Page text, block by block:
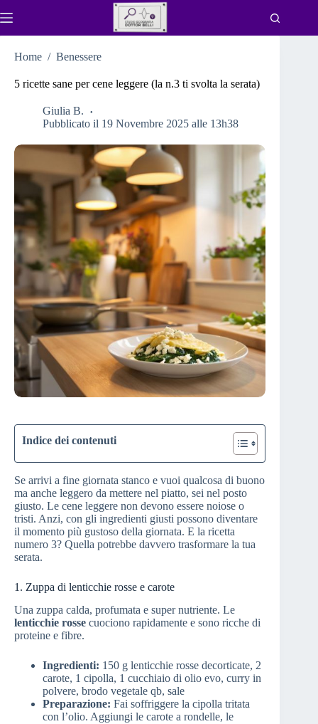
al
Home / Benessere
5 ricette sane per cene leggere (la n.3 ti svolta la serata)
Giulia B.
Pubblicato il 19 Novembre 2025 alle 13h38
Indice dei contenuti
Se arrivi a fine giornata stanco e vuoi qualcosa di buono
ma anche leggero da mettere nel piatto, sei nel posto
giusto. Le cene leggere non devono essere noiose o
tristi. Anzi, con gli ingredienti giusti possono diventare
il momento più gustoso della giornata. E la ricetta
numero 3? Quella potrebbe davvero trasformare la tua
serata.
1. Zuppa di lenticchie rosse e carote
Una zuppa calda, profumata e super nutriente. Le
lenticchie rosse cuociono rapidamente e sono ricche di
proteine e fibre.
Ingredienti: 150 g lenticchie rosse decorticate, 2
carote, 1 cipolla, 1 cucchiaio di olio evo, curry in
polvere, brodo vegetale qb, sale
Preparazione: Fai soffriggere la cipolla tritata
con l’olio. Aggiungi le carote a rondelle, le